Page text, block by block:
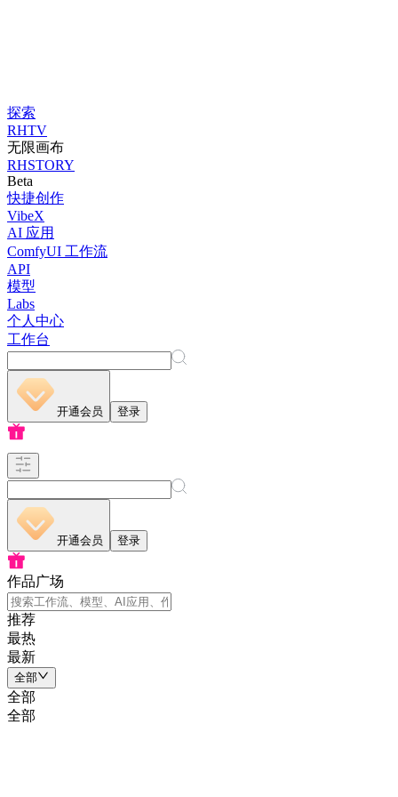
探索
RHTV
无限画布
RHSTORY
Beta
快捷创作
VibeX
AI 应用
ComfyUI 工作流
API
模型
Labs
个人中心
工作台
开通会员 登录
开通会员 登录
作品广场
推荐
最热
最新
全部
全部
全部